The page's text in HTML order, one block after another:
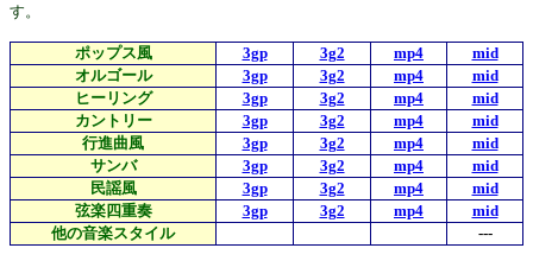
す。
ポップス風 3gp 3g2 mp4
mid
オルゴール
3gp 3g2 mp4
mid
ヒーリング
3gp 3g2 mp4
mid
カントリー
3gp 3g2 mp4
mid
行進曲風
3gp 3g2 mp4
mid
サンバ
3gp 3g2 mp4
mid
民謡風
3gp 3g2 mp4
mid
弦楽四重奏
3gp 3g2 mp4
mid
他の音楽スタイル
---